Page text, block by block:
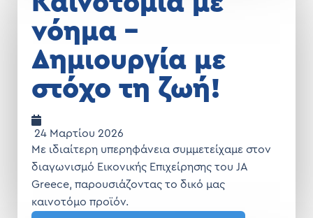
νόημα –
Δημιουργία με
στόχο τη ζωή!
24 Μαρτίου 2026
Με ιδιαίτερη υπερηφάνεια συμμετείχαμε στον
διαγωνισμό Εικονικής Επιχείρησης του JA
Greece, παρουσιάζοντας το δικό μας
καινοτόμο προϊόν.